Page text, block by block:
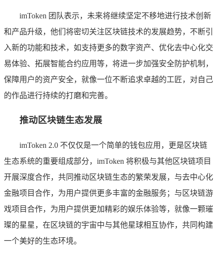
imToken 团队表示，未来将继续坚定不移地进行技术创新
和产品升级，他们将密切关注区块链技术的发展趋势，不断引
入新的功能和技术，如支持更多的数字资产、优化去中心化交
易体验、拓展智能合约应用等，将进一步加强安全防护机制，
保障用户的资产安全，就像一位不断追求卓越的工匠，对自己
的作品进行持续的打磨和完善。
推动区块链生态发展
imToken 2.0 不仅仅是一个简单的钱包应用，更是区块链
生态系统的重要组成部分，imToken 将积极与其他区块链项目
开展深度合作，共同推动区块链生态的繁荣发展，与去中心化
金融项目合作，为用户提供更多丰富的金融服务；与区块链游
戏项目合作，为用户提供更加精彩的娱乐体验等，就像一颗璀
璨的星星，在区块链的宇宙中与其他星球相互协作，共同构建
一个美好的生态环境。